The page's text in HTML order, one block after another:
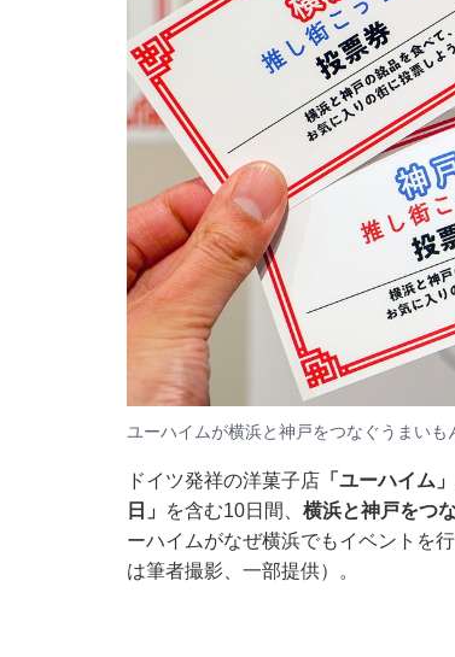
ユーハイムが横浜と神戸をつなぐうまい
ドイツ発祥の洋菓子店「ユーハイム」
日」
を含む10日間、 横浜と神戸をつ
ーハイムがなぜ横浜でもイベントを
は筆者撮影、一部提供）。